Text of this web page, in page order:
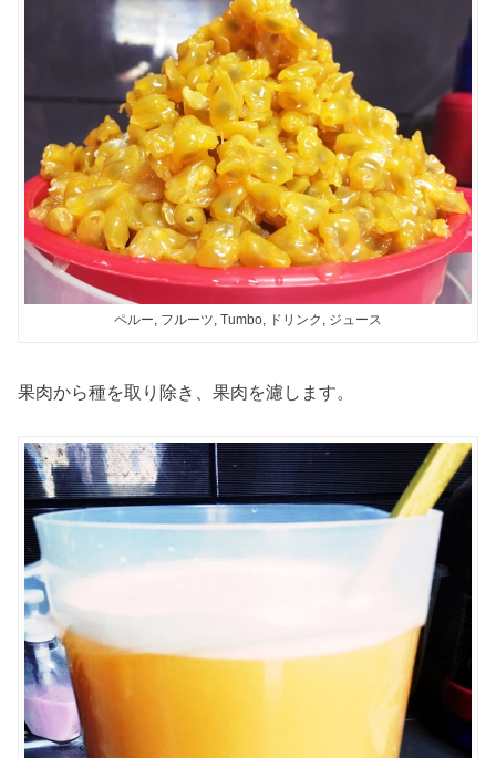
ペルー, フルーツ, Tumbo, ドリンク, ジュース
果肉から種を取り除き、果肉を濾します。